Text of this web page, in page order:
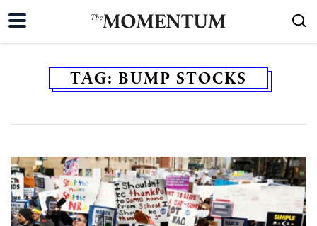
TAG: BUMP STOCKS